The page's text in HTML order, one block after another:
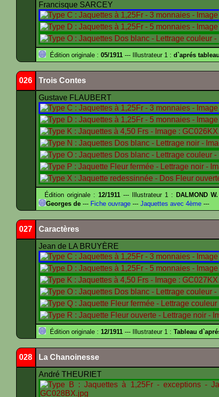
Francisque SARCEY
Édition originale : 05/1911 --- Illustrateur 1 : d`aprés
026 Trois Contes
Gustave FLAUBERT
Édition originale : 12/1911 --- Illustrateur 1 : DALMOND W.
Georges de --- Fiche ouvrage --- Jaquettes avec 4ème ---
027 Caractères
Jean de LA BRUYÈRE
Édition originale : 12/1911 --- Illustrateur 1 : Tableau
028 La Chanoinesse
André THEURIET